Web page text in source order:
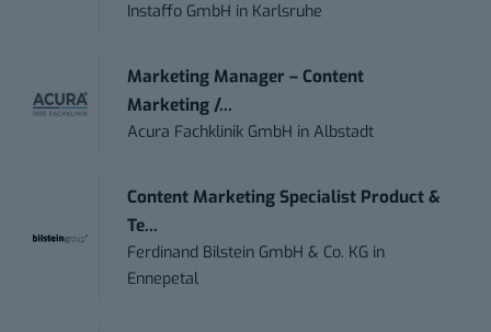
Instaffo GmbH in Karlsruhe
Marketing Manager – Content
Marketing /...
Acura Fachklinik GmbH inAlbstadt
Content Marketing Specialist Product &
Te...
Ferdinand Bilstein GmbH & Co. KG in
Ennepetal